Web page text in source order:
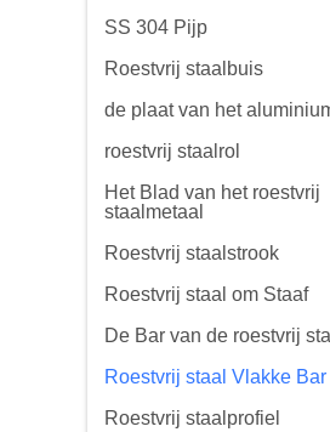
SS 304 Pijp
Roestvrij staalbuis
de plaat van het
roestvrij staalrol
Het Blad van het roestvrij
staalmetaal
Roestvrij staalstrook
Roestvrij staal om Staaf
De Bar van de roestvrij
Roestvrij staal Vlakke Bar
Roestvrij staalprofiel